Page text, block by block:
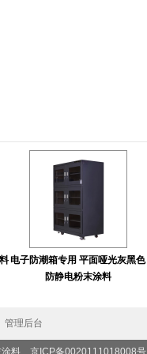
电子防潮箱专用 平面哑光灰黑色
防静电粉末涂料
管理后台
涂料 京ICP备0020111018008号